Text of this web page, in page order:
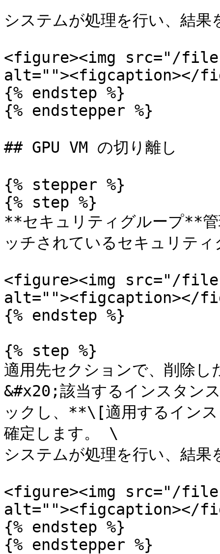
システムが処理を行い、結果
<figure><img src="/files/
alt=""><figcaption></
{% endstep %}
{% endstepper %}
## GPU VM の切り離し
{% stepper %}
{% step %}
**セキュリティグループ**管
ッチされているセキュリテ
<figure><img src="/
alt=""><figcaption></
{% endstep %}
{% step %}
適用先セクションで、削除
&#x20;該当するインスタン
ックし、**\[適用するイン
確定します。 \
システムが処理を行い、結果
<figure><img src="/files/
alt=""><figcaption></
{% endstep %}
{% endstepper %}